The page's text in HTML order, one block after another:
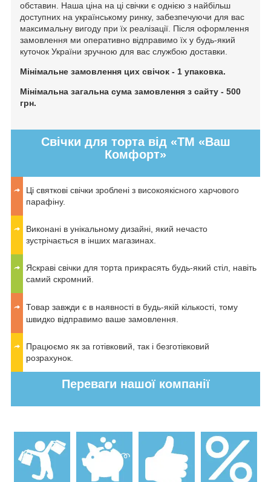
обставин. Наша ціна на ці свічки є однією з найбільш
доступних на українському ринку, забезпечуючи для вас
максимальну вигоду при їх реалізації. Після оформлення
замовлення ми оперативно відправимо їх у будь-який
куточок України зручною для вас службою доставки.
Мінімальне замовлення цих свічок - 1 упаковка.
Мінімальна загальна сума замовлення з сайту - 500
грн.
Свічки для торта від «ТМ «Ваш
Комфорт»
Ці святкові свічки зроблені з високоякісного харчового
парафіну.
Виконані в унікальному дизайні, який нечасто
зустрічається в інших магазинах.
Яскраві свічки для торта прикрасять будь-який стіл, навіть
самий скромний.
Товар завжди є в наявності в будь-якій кількості, тому
швидко відправимо ваше замовлення.
Працюємо як за готівковий, так і безготівковий
розрахунок.
Переваги нашої компанії